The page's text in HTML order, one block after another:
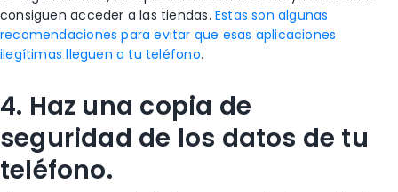
consiguen acceder a las tiendas. Estas son algunas
recomendaciones para evitar que esas aplicaciones
ilegítimas lleguen a tu teléfono.
4. Haz una copia de
seguridad de los datos de tu
teléfono.